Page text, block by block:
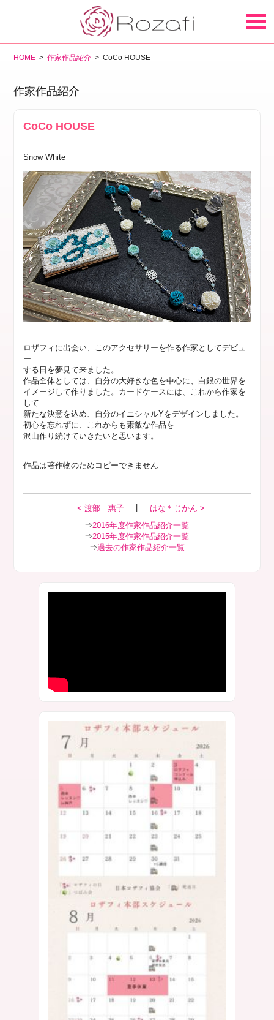
HOME >作家作品紹介 > CoCo HOUSE
作家作品紹介
CoCo HOUSE
Snow White
ロザフィに出会い、このアクセサリーを作る作家としてデビュ
ー
する日を夢見て来ました。
作品全体としては、自分の大好きな色を中心に、白銀の世界を
イメージして作りました。カードケースには、これから作家を
して
新たな決意を込め、自分のイニシャルYをデザインしました。
初心を忘れずに、これからも素敵な作品を
沢山作り続けていきたいと思います。
作品は著作物のためコピーできません
< 渡部 惠子
はな＊じかん >
⇒2016年度作家作品紹介一覧
⇒2015年度作家作品紹介一覧
⇒過去の作家作品紹介一覧